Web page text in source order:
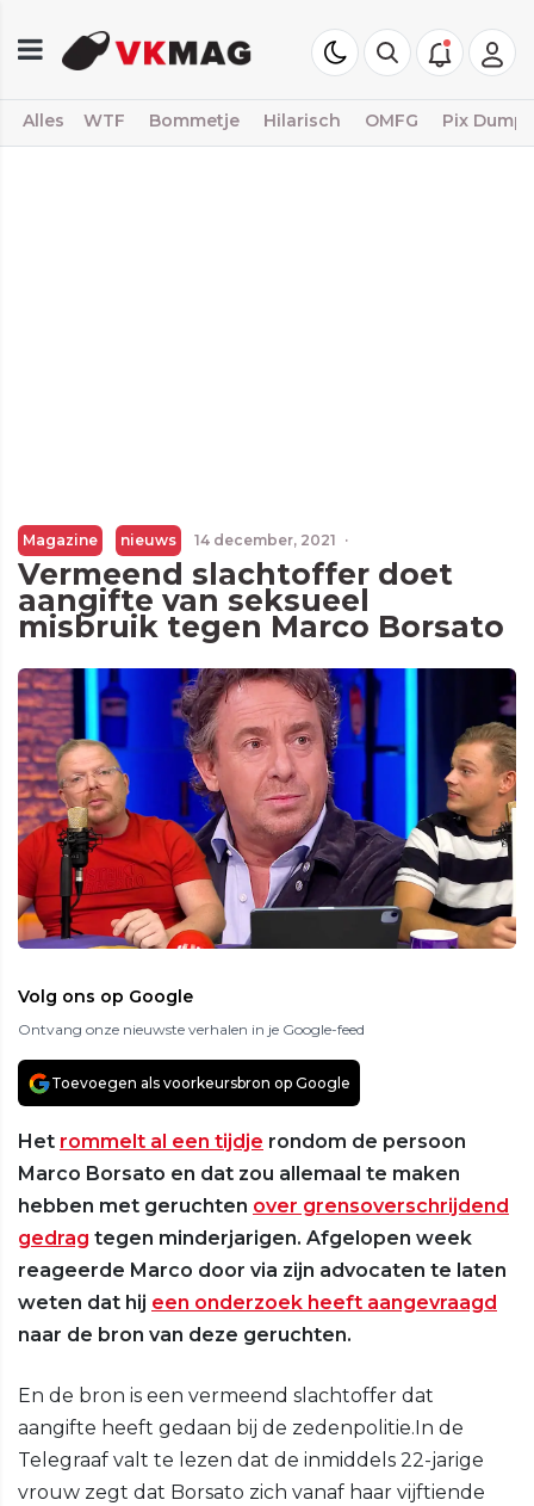
Alles WTF Bommetje Hilarisch OMFG Pix Dump
Magazine nieuws 14 december, 2021 ·
Vermeend slachtoffer doet
aangifte van seksueel
misbruik tegen Marco Borsato
Volg ons op Google
Ontvang onze nieuwste verhalen in je Google-feed
Toevoegen als voorkeursbron op Google
Het rommelt al een tijdje rondom de persoon
Marco Borsato en dat zou allemaal te maken
hebben met geruchten over grensoverschrijdend
gedrag tegen minderjarigen. Afgelopen week
reageerde Marco door via zijn advocaten te laten
weten dat hij een onderzoek heeft aangevraagd
naar de bron van deze geruchten.
En de bron is een vermeend slachtoffer dat
aangifte heeft gedaan bij de zedenpolitie.In de
Telegraaf valt te lezen dat de inmiddels 22-jarige
vrouw zegt dat Borsato zich vanaf haar vijftiende